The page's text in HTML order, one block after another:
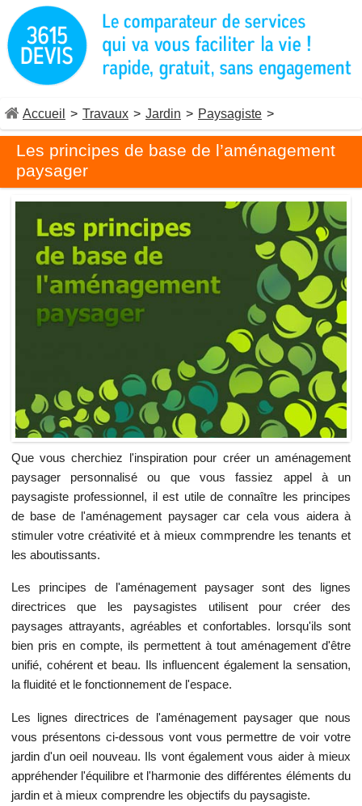
Accueil > Travaux > Jardin > Paysagiste >
Les principes de base de l’aménagement
paysager
Que vous cherchiez l'inspiration pour créer un aménagement
paysager personnalisé ou que vous fassiez appel à un
paysagiste professionnel, il est utile de connaître les principes
de base de l'aménagement paysager car cela vous aidera à
stimuler votre créativité et à mieux commprendre les tenants et
les aboutissants.
Les principes de l'aménagement paysager sont des lignes
directrices que les paysagistes utilisent pour créer des
paysages attrayants, agréables et confortables. lorsqu'ils sont
bien pris en compte, ils permettent à tout aménagement d'être
unifié, cohérent et beau. Ils influencent également la sensation,
la fluidité et le fonctionnement de l'espace.
Les lignes directrices de l'aménagement paysager que nous
vous présentons ci-dessous vont vous permettre de voir votre
jardin d'un oeil nouveau. Ils vont également vous aider à mieux
appréhender l'équilibre et l'harmonie des différentes éléments du
jardin et à mieux comprendre les objectifs du paysagiste.